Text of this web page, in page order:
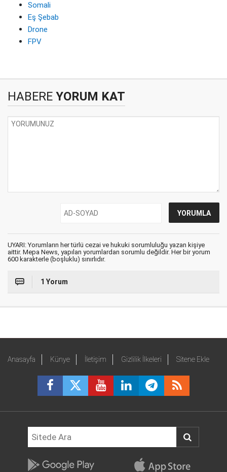
Somali
Eş Şebab
Drone
FPV
HABERE YORUM KAT
UYARI: Yorumların her türlü cezai ve hukuki sorumluluğu yazan kişiye
aittir. Mepa News, yapılan yorumlardan sorumlu değildir. Her bir yorum
600 karakterle (boşluklu) sınırlıdır.
1 Yorum
Anasayfa Künye İletişim Gizlilik İlkeleri Sitene Ekle